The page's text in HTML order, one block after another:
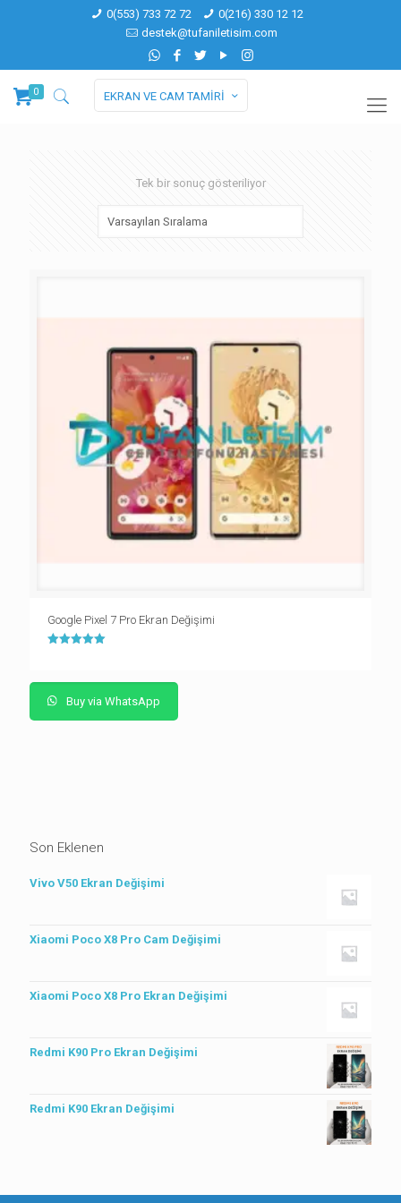
0(553) 733 72 72
0(216) 330 12 12
destek@tufaniletisim.com
0 EKRAN VE CAM TAMİRİ
Tek bir sonuç gösteriliyor
Google Pixel 7 Pro Ekran Değişimi
Buy via WhatsApp
Son Eklenen
Vivo V50 Ekran Değişimi
Xiaomi Poco X8 Pro Cam Değişimi
Xiaomi Poco X8 Pro Ekran Değişimi
Redmi K90 Pro Ekran Değişimi
Redmi K90 Ekran Değişimi